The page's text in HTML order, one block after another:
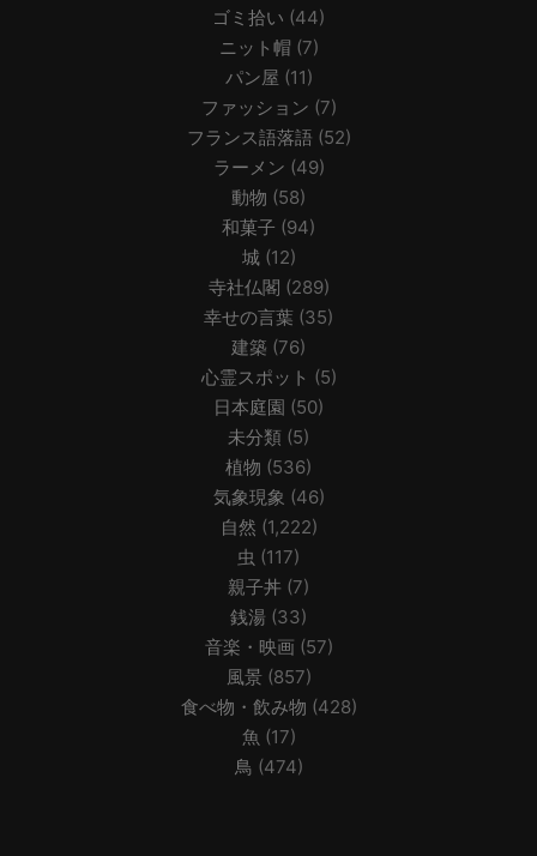
ゴミ拾い (44)
ニット帽 (7)
パン屋 (11)
ファッション (7)
フランス語落語 (52)
ラーメン (49)
動物 (58)
和菓子 (94)
城(12)
寺社仏閣 (289)
幸せの言葉 (35)
建築 (76)
心霊スポット (5)
日本庭園 (50)
未分類 (5)
植物 (536)
気象現象 (46)
自然 (1,222)
虫 (117)
親子丼 (7)
銭湯 (33)
音楽・映画 (57)
風景(857)
食べ物・飲み物 (428)
魚 (17)
鳥 (474)